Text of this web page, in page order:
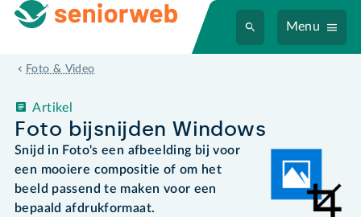
Menu
Foto & Video
Foto bijsnijden Windows
Artikel
Snijd in Foto's een afbeelding bij voor
een mooiere compositie of om het
beeld passend te maken voor een
bepaald afdrukformaat.